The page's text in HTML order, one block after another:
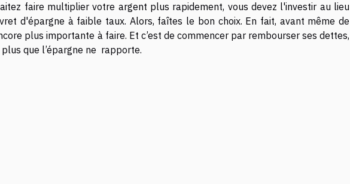
faire multiplier votre argent plus rapidement, vous devez l'investir au lieu
d'épargne à faible taux. Alors, faîtes le bon choix. En fait, avant même de
plus importante à faire. Et c’est de commencer par rembourser ses dettes,
que l’épargne ne rapporte.